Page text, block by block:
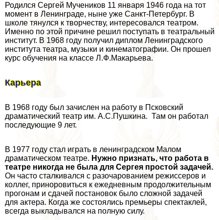
Родился Сергeй Мучеников 11 января 1946 года на тот
момент в Ленинграде, ныне уже Санкт-Петербург. В
школе тянулся к творчеству, интересовался театром.
Именно по этой причине решил поступать в театральный
институт. В 1968 году получил диплом Ленинградского
института театра, музыки и кинематографии. Он прошел
курс обучения на классе Л.Ф.Макарьева.
Карьера
В 1968 году был зачислен на работу в Псковский
драматический театр им. А.С.Пушкина. Там он работал
последующие 9 лет.
В 1977 году стал играть в ленинградском Малом
драматическом театре. Нужно признать, что работа в
театре никогда не была для Сергея простой задачей.
Он часто сталкивался с разочарованием режиссеров и
коллег, приноровиться к ежедневным продолжительным
прогонам и сдачей постановок было сложной задачей
для актера. Когда же состоялись премьеры спектаклей,
всегда выкладывался на полную силу.